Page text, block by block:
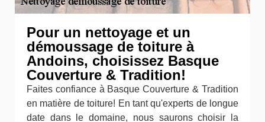
Pour un nettoyage et un
démoussage de toiture à
Andoins, choisissez Basque
Couverture & Tradition!
Faites confiance à Basque Couverture & Tradition
en matière de toiture! En tant qu'experts de longue
date dans le domaine, nous saurons choisir la